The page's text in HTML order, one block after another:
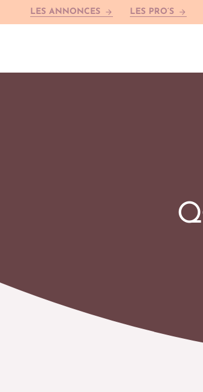
LES ANNONCES arrow_forward LES PRO’S arrow_forward